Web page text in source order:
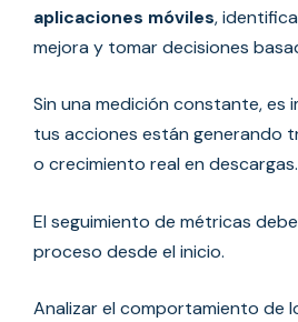
aplicaciones móviles,
mejora y tomar decisiones
Sin una medición constante, es
tus acciones están generando
o crecimiento real en descargas.
El seguimiento de métricas
proceso desde el inicio.
Analizar el comportamiento de